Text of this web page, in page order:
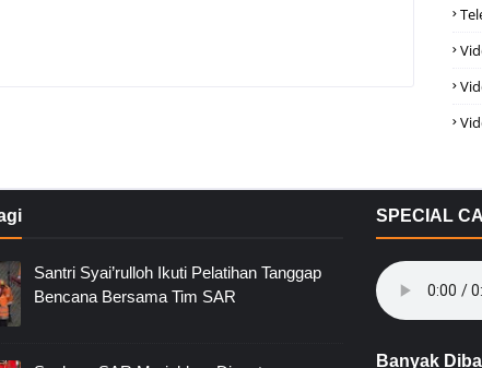
Santri Syai’rulloh Ikuti Pelatihan Tanggap
Bencana Bersama Tim SAR
SPECIAL
Banyak